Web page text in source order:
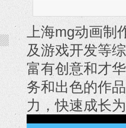
上海mg动画
及游戏开发等
富有创意和才
务和出色的作
力，快速成长